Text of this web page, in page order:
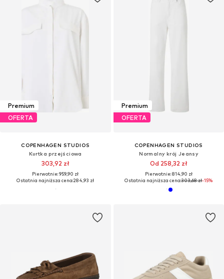
Premium
OFERTA
COPENHAGEN STUDIOS
Kurtka przejściowa
303,92 zł
Pierwotnie: 959,90 zł
Ostatnia najniższa cena:284,93 zł
Premium
OFERTA
COPENHAGEN STUDIOS
Normalny krój Jeansy
Od 258,32 zł
Pierwotnie: 814,90 zł
Ostatnia najniższa cena:303,68 zł-15%